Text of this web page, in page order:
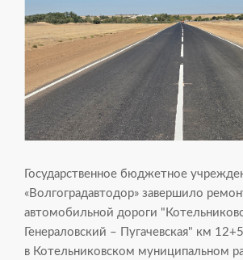
Государственное бюджетное
«Волгоградавтодор» завершило
автомобильной дороги
Генераловский – Пугачевская" км
в Котельниковском муниципальном